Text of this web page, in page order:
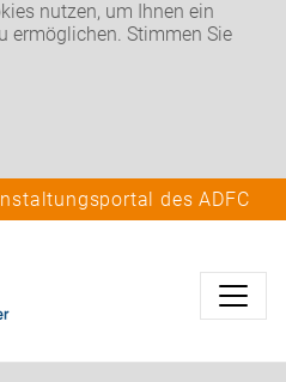
nutzen, um Ihnen ein
ermöglichen. Stimmen Sie
des ADFC